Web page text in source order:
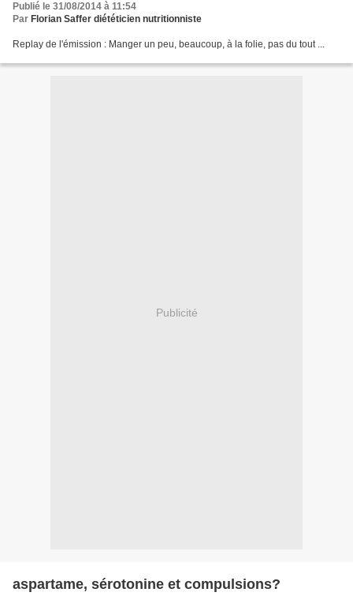
Publié le 31/08/2014 à 11:54
Par Florian Saffer diététicien nutritionniste
Replay de l'émission : Manger un peu, beaucoup, à la folie, pas du tout ...
Publicité
aspartame, sérotonine et compulsions?